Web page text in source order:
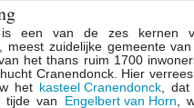
is een van de zes kernen
, meest zuidelijke gemeente van
het thans ruim 1700
Cranendonck. Hier
het kasteel Cranendonck, dat
tijde van Engelbert van Horn ,